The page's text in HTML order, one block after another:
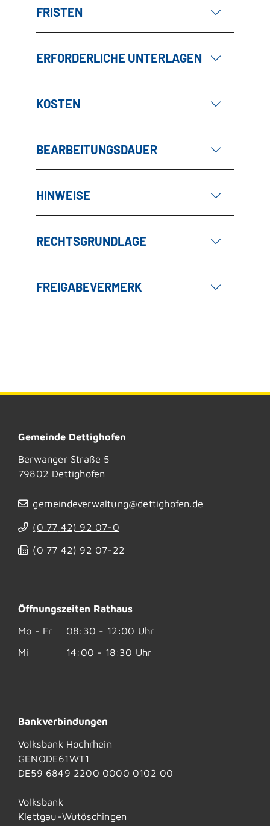
FRISTEN
ERFORDERLICHE UNTERLAGEN
KOSTEN
BEARBEITUNGSDAUER
HINWEISE
RECHTSGRUNDLAGE
FREIGABEVERMERK
Gemeinde Dettighofen
Berwanger Straße 5
79802 Dettighofen
gemeindeverwaltung@dettighofen.de
(0 77 42) 92 07-0
(0 77 42) 92 07-22
Öffnungszeiten Rathaus
Mo - Fr
08:30 - 12:00 Uhr
Mi
14:00 - 18:30 Uhr
Bankverbindungen
Volksbank Hochrhein
GENODE61WT1
DE59 6849 2200 0000 0102 00
Volksbank
Klettgau-Wutöschingen